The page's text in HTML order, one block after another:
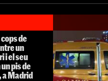
de
un
i el seu
pis de
a Madrid